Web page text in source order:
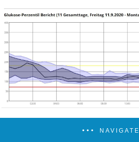
NAVIGATE